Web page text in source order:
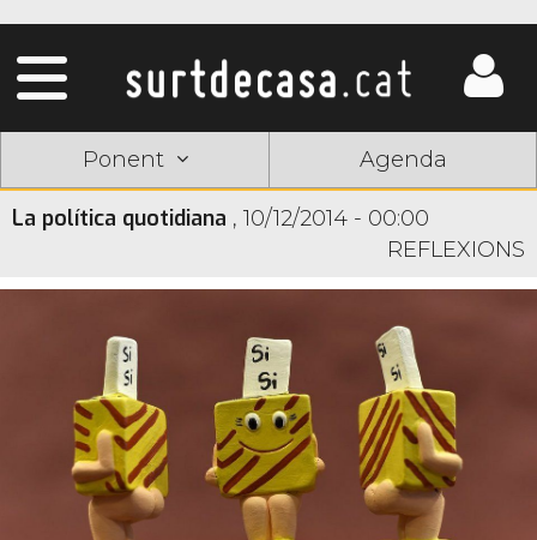
Ponent Agenda
La política quotidiana , 10/12/2014 - 00:00
REFLEXIONS